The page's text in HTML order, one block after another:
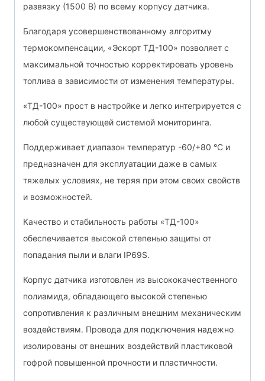
развязку (1500 В) по всему корпусу датчика.
Благодаря усовершенствованному алгоритму
термокомпенсации, «Эскорт ТД-100» позволяет с
максимальной точностью корректировать уровень
топлива в зависимости от изменения температуры.
«ТД-100» прост в настройке и легко интегрируется с
любой существующей системой мониторинга.
Поддерживает диапазон температур -60/+80 °С и
предназначен для эксплуатации даже в самых
тяжелых условиях, не теряя при этом своих свойств
и возможностей.
Качество и стабильность работы «ТД-100»
обеспечивается высокой степенью защиты от
попадания пыли и влаги IP69S.
Корпус датчика изготовлен из высококачественного
полиамида, обладающего высокой степенью
сопротивления к различным внешним механическим
воздействиям. Провода для подключения надежно
изолированы от внешних воздействий пластиковой
гофрой повышенной прочности и пластичности.